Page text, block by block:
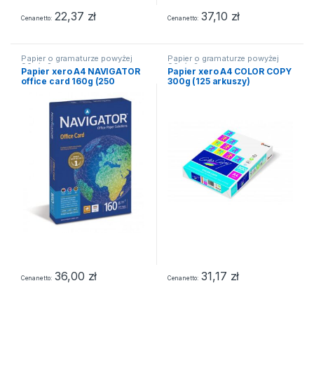
Cena netto 22,37 zł Cena netto 37,10 zł
Papier o gramaturze powyżej
90g/m2
Papier xero A4 NAVIGATOR
office card 160g (250
Cena netto 36,00 zł
Papier o gramaturze powyżej
90g/m2
Papier xero A4 COLOR COPY
300g (125 arkuszy)
Cena netto 31,17 zł